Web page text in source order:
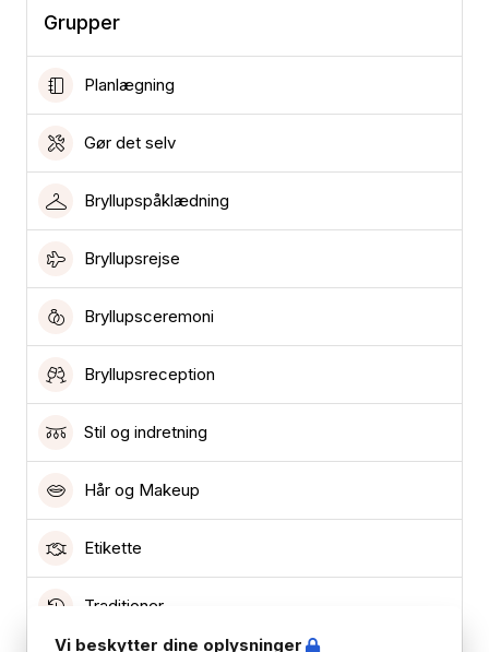
Grupper
Planlægning
Gør det selv
Bryllupspåklædning
Bryllupsrejse
Bryllupsceremoni
Bryllupsreception
Stil og indretning
Hår og Makeup
Etikette
Traditioner
Vi beskytter dine oplysninger